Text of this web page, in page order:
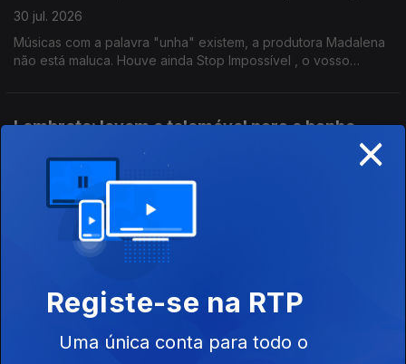
30 jul. 2026
Músicas com a palavra "unha" existem, a produtora Madalena
não está maluca. Houve ainda Stop Impossível , o vosso
Lembrete: levem o telemóvel para o banho
O Eduardo atendeu o telemóvel nu, durante o banho. Se isto
não é querer muito ir ao Paredes de Coura, então não sei.
Ricardo Sérgio faz uma visita para nos pôr a par das estreias
do mês de agosto.
"Tu és o Ulisses da javardice gastronómica"
28 jul. 2026
Esta frase foi dita neste programa, tenho a certeza. Outras
metáforas foram feitas. Infelizmente
×
Registe-se na RTP
Uma única conta para todo o